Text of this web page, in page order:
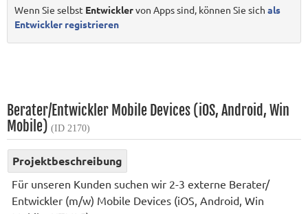
Wenn Sie selbst Entwicklervon Apps sind, können Sie sich als
Entwickler registrieren
Berater/Entwickler Mobile Devices (iOS, Android, Win
Mobile) (ID 2170)
Projektbeschreibung
Für unseren Kunden suchen wir 2-3 externe Berater/
Entwickler (m/w) Mobile Devices (iOS, Android, Win